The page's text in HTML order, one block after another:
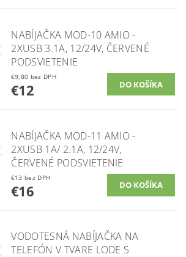
NABÍJAČKA MOD-10 AMIO -
2XUSB 3.1A, 12/24V, ČERVENÉ
PODSVIETENIE
€9,80 bez DPH
€12
NABÍJAČKA MOD-11 AMIO -
2XUSB 1A/ 2.1A, 12/24V,
ČERVENÉ PODSVIETENIE
€13 bez DPH
€16
VODOTESNÁ NABÍJAČKA NA
TELEFÓN V TVARE LODE S